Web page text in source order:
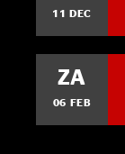
11 DEC
ZA
06 FEB